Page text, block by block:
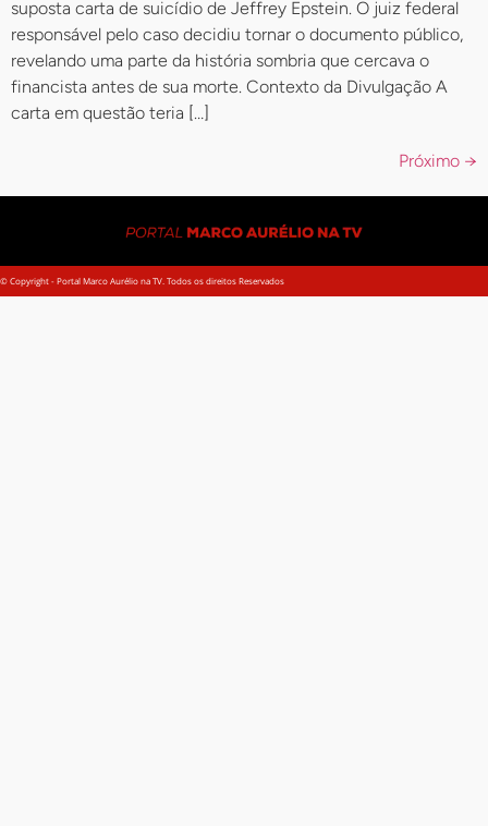
suposta carta de suicídio de Jeffrey Epstein. O juiz federal
responsável pelo caso decidiu tornar o documento público,
revelando uma parte da história sombria que cercava o
financista antes de sua morte. Contexto da Divulgação A
carta em questão teria […]
Próximo →
© Copyright - Portal Marco Aurélio na TV. Todos os direitos Reservados